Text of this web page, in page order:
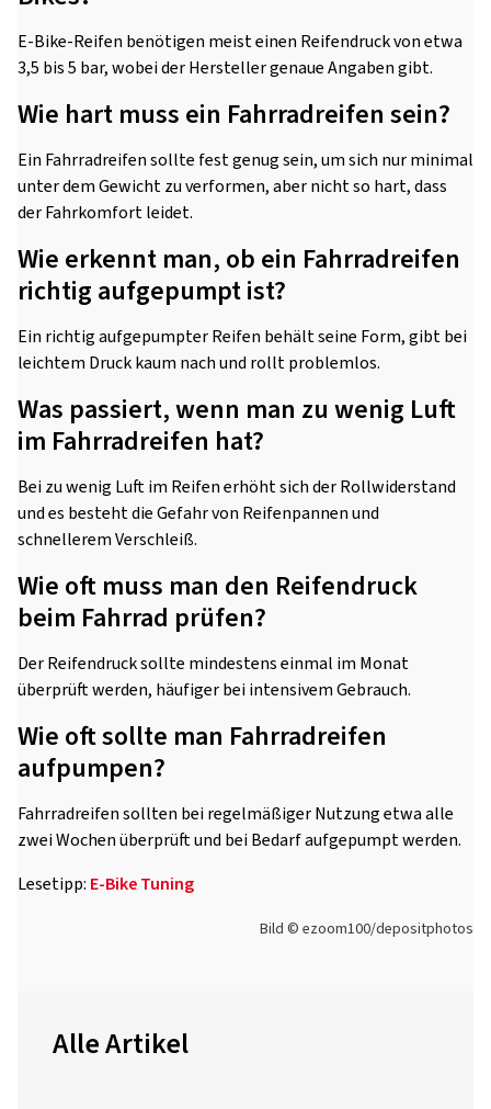
E-Bike-Reifen benötigen meist einen Reifendruck von etwa
3,5 bis 5 bar, wobei der Hersteller genaue Angaben gibt.
Wie hart muss ein Fahrradreifen sein?
Ein Fahrradreifen sollte fest genug sein, um sich nur minimal
unter dem Gewicht zu verformen, aber nicht so hart, dass
der Fahrkomfort leidet.
Wie erkennt man, ob ein Fahrradreifen
richtig aufgepumpt ist?
Ein richtig aufgepumpter Reifen behält seine Form, gibt bei
leichtem Druck kaum nach und rollt problemlos.
Was passiert, wenn man zu wenig Luft
im Fahrradreifen hat?
Bei zu wenig Luft im Reifen erhöht sich der Rollwiderstand
und es besteht die Gefahr von Reifenpannen und
schnellerem Verschleiß.
Wie oft muss man den Reifendruck
beim Fahrrad prüfen?
Der Reifendruck sollte mindestens einmal im Monat
überprüft werden, häufiger bei intensivem Gebrauch.
Wie oft sollte man Fahrradreifen
aufpumpen?
Fahrradreifen sollten bei regelmäßiger Nutzung etwa alle
zwei Wochen überprüft und bei Bedarf aufgepumpt werden.
Lesetipp: E-Bike Tuning
Bild © ezoom100/depositphotos
Alle Artikel